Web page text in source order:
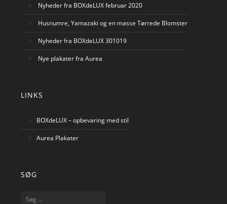
Nyheder fra BOXdeLUX februar 2020
Husnumre, Yamazaki og en masse Tørrede Blomster
Nyheder fra BOXdeLUX 301019
Nye plakater fra Aurea
LINKS
BOXdeLUX – opbevaring med stil
Aurea Plakater
SØG
Søg